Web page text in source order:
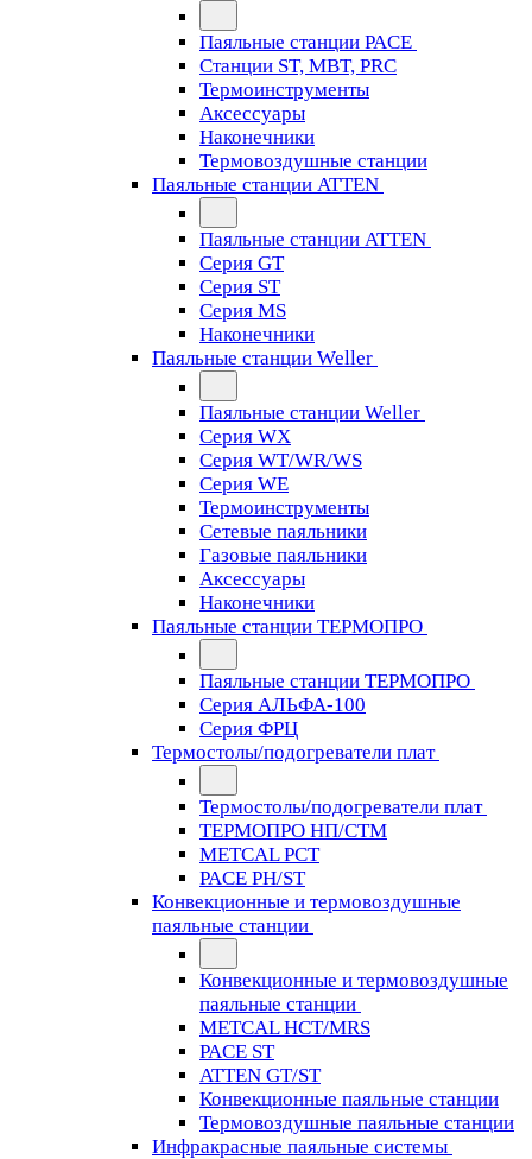
Паяльные станции PACE
Станции ST, MBT, PRC
Термоинструменты
Аксессуары
Наконечники
Термовоздушные станции
Паяльные станции ATTEN
Паяльные станции ATTEN
Серия GT
Серия ST
Серия MS
Наконечники
Паяльные станции Weller
Паяльные станции Weller
Серия WX
Серия WT/WR/WS
Серия WE
Термоинструменты
Сетевые паяльники
Газовые паяльники
Аксессуары
Наконечники
Паяльные станции ТЕРМОПРО
Паяльные станции ТЕРМОПРО
Серия АЛЬФА-100
Серия ФРЦ
Термостолы/подогреватели плат
Термостолы/подогреватели плат
ТЕРМОПРО НП/СТМ
METCAL PCT
PACE PH/ST
Конвекционные и термовоздушные
паяльные станции
Конвекционные и термовоздушные
паяльные станции
METCAL HCT/MRS
PACE ST
ATTEN GT/ST
Конвекционные паяльные станции
Термовоздушные паяльные станции
Инфракрасные паяльные системы